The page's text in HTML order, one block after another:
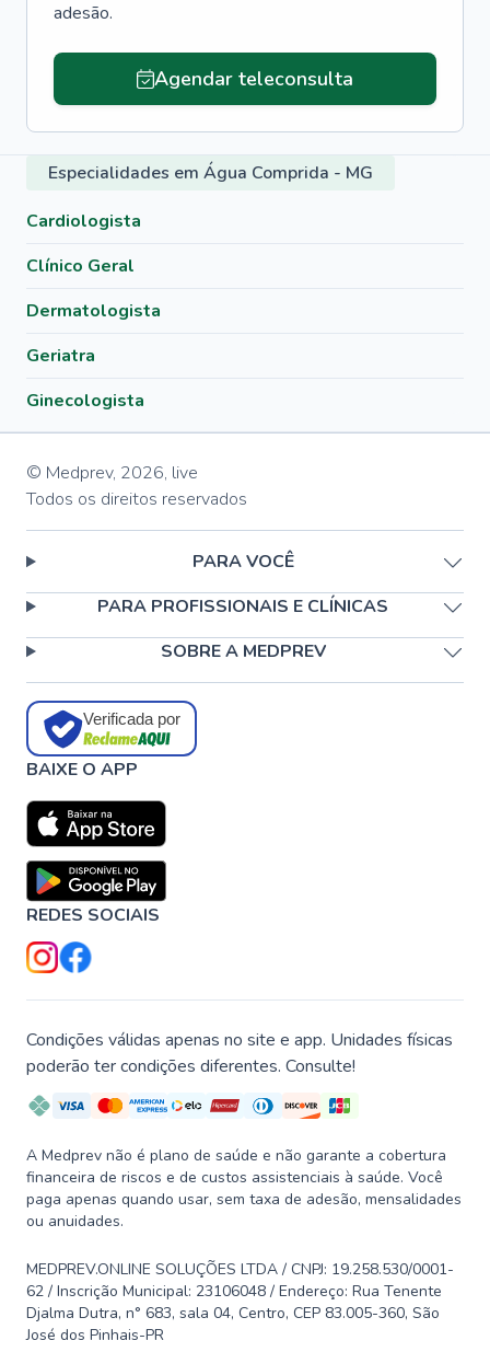
adesão.
Agendar teleconsulta
Especialidades em Água Comprida - MG
Cardiologista
Clínico Geral
Dermatologista
Geriatra
Ginecologista
© Medprev, 2026, live
Todos os direitos reservados
PARA VOCÊ
PARA PROFISSIONAIS E CLÍNICAS
SOBRE A MEDPREV
Verificada por
BAIXE O APP
REDES SOCIAIS
Condições válidas apenas no site e app. Unidades físicas
poderão ter condições diferentes. Consulte!
A Medprev não é plano de saúde e não garante a cobertura
financeira de riscos e de custos assistenciais à saúde. Você
paga apenas quando usar, sem taxa de adesão, mensalidades
ou anuidades.
MEDPREV.ONLINE SOLUÇÕES LTDA / CNPJ: 19.258.530/0001-
62 / Inscrição Municipal: 23106048 / Endereço: Rua Tenente
Djalma Dutra, n° 683, sala 04, Centro, CEP 83.005-360, São
José dos Pinhais-PR